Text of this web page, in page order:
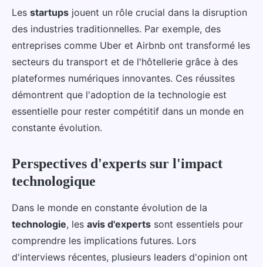
Les startups jouent un rôle crucial dans la disruption
des industries traditionnelles. Par exemple, des
entreprises comme Uber et Airbnb ont transformé les
secteurs du transport et de l'hôtellerie grâce à des
plateformes numériques innovantes. Ces réussites
démontrent que l'adoption de la technologie est
essentielle pour rester compétitif dans un monde en
constante évolution.
Perspectives d'experts sur l'impact
technologique
Dans le monde en constante évolution de la
technologie, les avis d'experts sont essentiels pour
comprendre les implications futures. Lors
d'interviews récentes, plusieurs leaders d'opinion ont